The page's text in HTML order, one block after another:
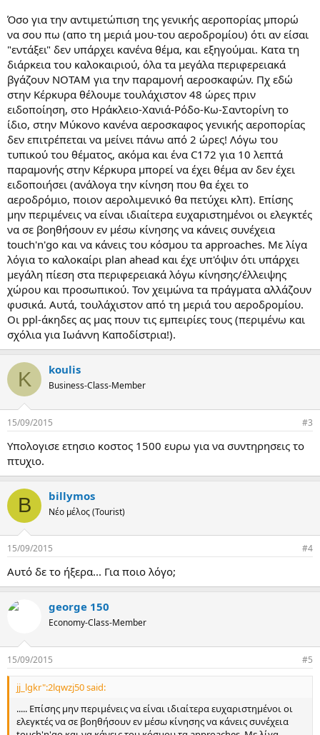
Όσο για την αντιμετώπιση της γενικής αεροπορίας μπορώ
να σου πω (απο τη μεριά μου-του αεροδρομίου) ότι αν είσαι
"εντάξει" δεν υπάρχει κανένα θέμα, και εξηγούμαι. Κατα τη
διάρκεια του καλοκαιριού, όλα τα μεγάλα περιφερειακά
βγάζουν NOTAM για την παραμονή αεροσκαφών. Πχ εδώ
στην Κέρκυρα θέλουμε τουλάχιστον 48 ώρες πριν
ειδοποίηση, στο Ηράκλειο-Χανιά-Ρόδο-Κω-Σαντορίνη το
ίδιο, στην Μύκονο κανένα αεροσκαφος γενικής αεροπορίας
δεν επιτρέπεται να μείνει πάνω από 2 ώρες! Λόγω του
τυπικού του θέματος, ακόμα και ένα C172 για 10 λεπτά
παραμονής στην Κέρκυρα μπορεί να έχει θέμα αν δεν έχει
ειδοποιήσει (ανάλογα την κίνηση που θα έχει το
αεροδρόμιο, ποιον αερολιμενικό θα πετύχει κλπ). Επίσης
μην περιμένεις να είναι ιδιαίτερα ευχαριστημένοι οι ελεγκτές
να σε βοηθήσουν εν μέσω κίνησης να κάνεις συνέχεια
touch'n'go και να κάνεις του κόσμου τα approaches. Με λίγα
λόγια το καλοκαίρι plan ahead και έχε υπ'όψιν ότι υπάρχει
μεγάλη πίεση στα περιφερειακά λόγω κίνησης/έλλειψης
χώρου και προσωπικού. Τον χειμώνα τα πράγματα αλλάζουν
φυσικά. Αυτά, τουλάχιστον από τη μεριά του αεροδρομίου.
Οι ppl-άκηδες ας μας πουν τις εμπειρίες τους (περιμένω και
σχόλια για Ιωάννη Καποδίστρια!).
K koulis
Business-Class-Member
15/09/2015 #3
Υπολογισε ετησιο κοστος 1500 ευρω για να συντηρησεις το
πτυχιο.
B billymos
Νέο μέλος (Tourist)
15/09/2015 #4
Αυτό δε το ήξερα... Για ποιο λόγο;
george 150
Economy-Class-Member
15/09/2015 #5
jj_lgkr":2lqwzj50 said:
..... Επίσης μην περιμένεις να είναι ιδιαίτερα ευχαριστημένοι οι
ελεγκτές να σε βοηθήσουν εν μέσω κίνησης να κάνεις συνέχεια